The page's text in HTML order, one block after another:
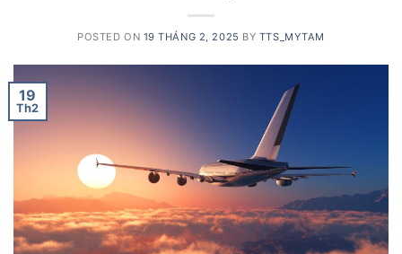
POSTED ON 19 THÁNG 2, 2025 BY TTS_MYTAM
19
Th2